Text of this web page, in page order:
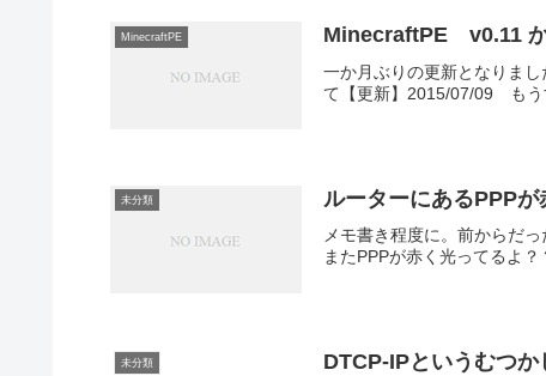
MinecraftPE MinecraftPE v0.11 か
一か月ぶりの更新となりま
て【更新】2015/07/09 もう
未分類 ルーターにあるPPP
メモ書き程度に。前からだ
またPPPが赤く光ってるよ？
未分類 DTCP-IPというむつか